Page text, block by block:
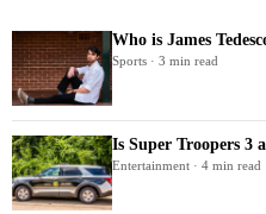
Who is James
Sports · 3 min read
Is Super Troopers 3
Entertainment · 4 min read